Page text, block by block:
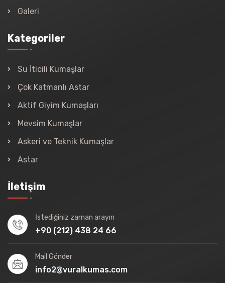
Galeri
Kategoriler
Su İticili Kumaşlar
Çok Katmanlı Astar
Aktif Giyim Kumaşları
Mevsim Kumaşlar
Askeri ve Teknik Kumaşlar
Astar
İletişim
İstediğiniz zaman arayın
+90 (212) 438 24 66
Mail Gönder
info2@vuralkumas.com